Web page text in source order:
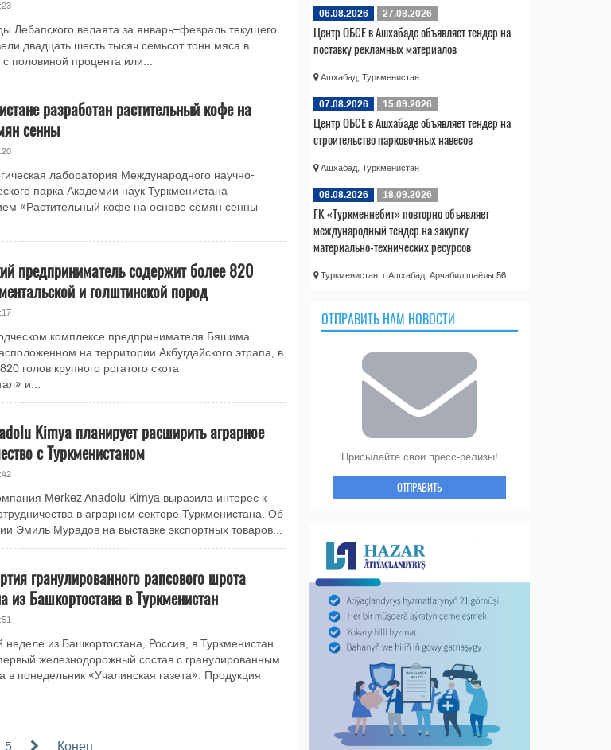
Лебапского велаята за январь–февраль текущего
двадцать шесть тысяч семьсот тонн мяса в
половиной процента или...
разработан растительный кофе на
сенны
лаборатория Международного научно-
парка Академии наук Туркменистана
«Растительный кофе на основе семян сенны
предприниматель содержит более 820
и голштинской пород
комплексе предпринимателя Бяшима
на территории Акбугдайского этрапа, в
голов крупного рогатого скота
и...
Kimya планирует расширить аграрное
с Туркменистаном
Merkez Anadolu Kimya выразила интерес к
в аграрном секторе Туркменистана. Об
Эмиль Мурадов на выставке экспортных товаров...
гранулированного рапсового шрота
из Башкортостана в Туркменистан
из Башкортостана, Россия, в Туркменистан
железнодорожный состав с гранулированным
понедельник «Учалинская газета». Продукция
5 Конец
06.08.2026 27.08.2026
Центр ОБСЕ в Ашхабаде объявляет тендер на
поставку рекламных материалов
Ашхабад, Туркменистан
07.08.2026 15.09.2026
Центр ОБСЕ в Ашхабаде объявляет тендер на
строительство парковочных навесов
Ашхабад, Туркменистан
08.08.2026 18.09.2026
ГК «Туркменнебит» повторно объявляет
международный тендер на закупку
материально-технических ресурсов
Туркменистан, г.Ашхабад, Арчабил шаёлы 56
ОТПРАВИТЬ НАМ НОВОСТИ
Присылайте свои пресс-релизы!
ОТПРАВИТЬ